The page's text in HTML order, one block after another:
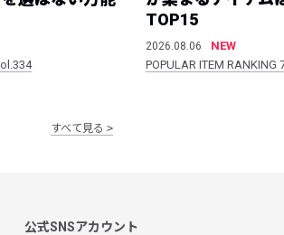
TOP15
2026.08.06
NEW
POPULAR ITEM
すべて見る
公式SNSアカウント